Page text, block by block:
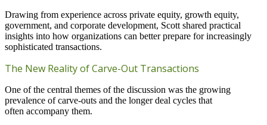
Drawing from experience across private equity, growth equity,
government, and corporate development, Scott shared practical
insights into how organizations can better prepare for increasingly
sophisticated transactions.
The New Reality of Carve-Out Transactions
One of the central themes of the discussion was the growing
prevalence of carve-outs and the longer deal cycles that
often accompany them.